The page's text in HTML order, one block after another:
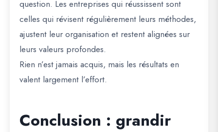
question. Les entreprises qui réussissent sont
celles qui révisent régulièrement leurs méthodes,
ajustent leur organisation et restent alignées sur
leurs valeurs profondes.
Rien n’est jamais acquis, mais les résultats en
valent largement l’effort.
Conclusion : grandir